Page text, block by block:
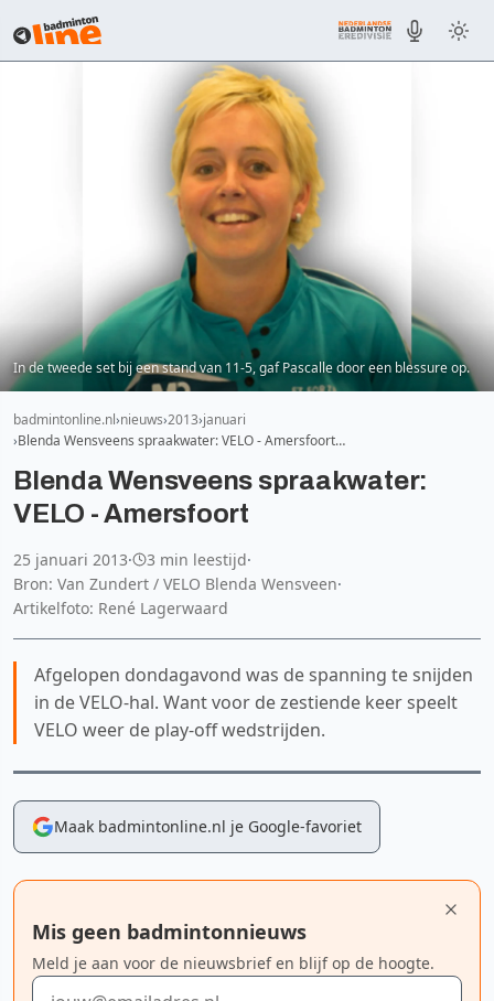
In de tweede set bij een stand van 11-5, gaf Pascalle door een blessure op.
badmintonline.nl nieuws 2013 januari
Blenda Wensveens spraakwater: VELO - Amersfoort…
Blenda Wensveens spraakwater:
VELO - Amersfoort
25 januari 2013· 3 min leestijd·
Bron: Van Zundert / VELO Blenda Wensveen·
Artikelfoto: René Lagerwaard
Afgelopen dondagavond was de spanning te snijden
in de VELO-hal. Want voor de zestiende keer speelt
VELO weer de play-off wedstrijden.
Maak badmintonline.nl je Google-favoriet
Mis geen badmintonnieuws
Meld je aan voor de nieuwsbrief en blijf op de hoogte.
E-mailadres